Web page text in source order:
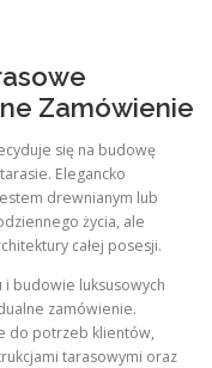
Zamówienie
się na budowę
Elegancko
drewnianym lub
życia, ale
całej posesji.
budowie luksusowych
zamówienie.
do potrzeb klientów,
tarasowymi oraz